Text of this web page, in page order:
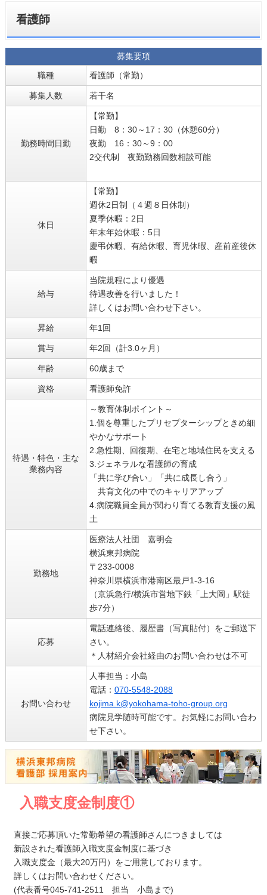
看護師
募集要項
職種
看護師（常勤）
募集人数 若干名
勤務時間日勤
【常勤】
日勤 8：30～17：30（休憩60分）
夜勤 16：30～9：00
2交代制 夜勤勤務回数相談可能
休日
【常勤】
週休2日制（４週８日休制）
夏季休暇：2日
年末年始休暇：5日
慶弔休暇、有給休暇、育児休暇、産前産後休
暇
給与
当院規程により優遇
待遇改善を行いました！
詳しくはお問い合わせ下さい。
昇給 年1回
賞与 年2回（計3.0ヶ月）
年齢 60歳まで
資格 看護師免許
待遇・特色・主な
業務内容
～教育体制ポイント～
1.個を尊重したプリセプターシップときめ細
やかなサポート
2.急性期、回復期、在宅と地域住民を支える
3.ジェネラルな看護師の育成
「共に学び合い」「共に成長し合う」
共育文化の中でのキャリアアップ
4.病院職員全員が関わり育てる教育支援の風
土
勤務地
医療法人社団 嘉明会
横浜東邦病院
〒233-0008
神奈川県横浜市港南区最戸1-3-16
（京浜急行/横浜市営地下鉄「上大岡」駅徒
歩7分）
応募
電話連絡後、履歴書（写真貼付）をご郵送下
さい。
＊人材紹介会社経由のお問い合わせは不可
お問い合わせ
人事担当：小島
電話： 070-5548-2088
kojima.k@yokohama-toho-group.org
病院見学随時可能です。お気軽にお問い合わ
せ下さい。
入職支度金制度①
直接ご応募頂いた常勤希望の看護師さんにつきましては
新設された看護師入職支度金制度に基づき
入職支度金（最大20万円）をご用意しております。
詳しくはお問い合わせください。
(代表番号045-741-2511 担当 小島まで)